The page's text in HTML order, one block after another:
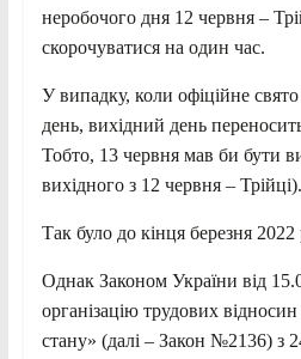
неробочого дня 12 червня –
скорочуватися на один час.
У випадку, коли офіційне
день, вихідний день
Тобто, 13 червня мав би бути
вихідного з 12 червня – Трійці).
Так було до кінця березня 2022
Однак Законом України від
організацію трудових
стану» (далі – Закон №2136) з